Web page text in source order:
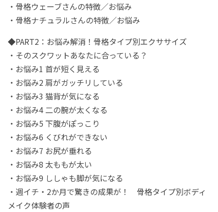
・骨格ウェーブさんの特徴／お悩み
・骨格ナチュラルさんの特徴／お悩み
◆PART2：お悩み解消！骨格タイプ別エクササイズ
・そのスクワットあなたに合っている？
・お悩み1 首が短く見える
・お悩み2 肩がガッチリしている
・お悩み3 猫背が気になる
・お悩み4 二の腕が太くなる
・お悩み5 下腹がぽっこり
・お悩み6 くびれができない
・お悩み7 お尻が垂れる
・お悩み8 太ももが太い
・お悩み9 ししゃも脚が気になる
・週イチ・2か月で驚きの成果が！ 骨格タイプ別ボディ
メイク体験者の声